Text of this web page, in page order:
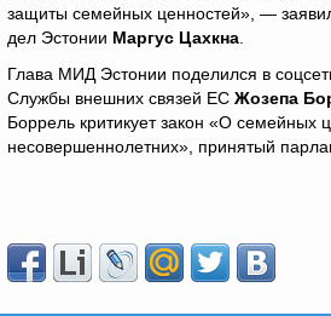
защиты семейных ценностей», —
дел Эстонии Маргус Цахкна
Глава МИД Эстонии поделился в
Службы внешних связей ЕС Жозепа
Боррель критикует закон «О семейных
несовершеннолетних», принятый